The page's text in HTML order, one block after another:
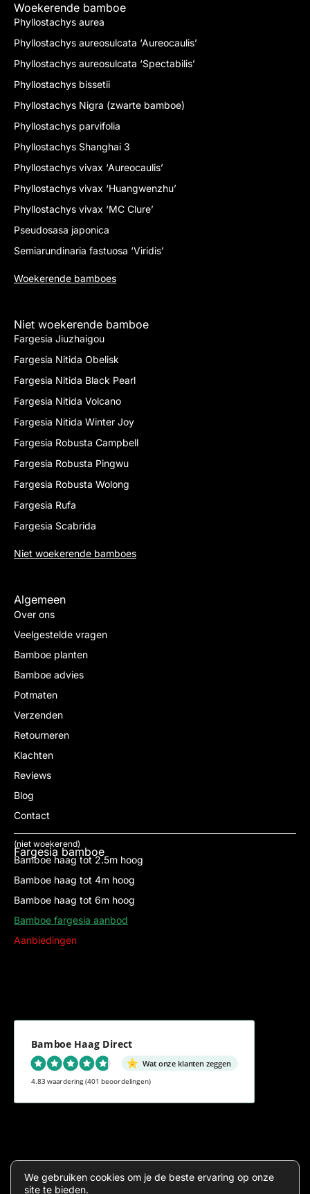
Woekerende bamboe
Phyllostachys aurea
Phyllostachys aureosulcata ‘Aureocaulis’
Phyllostachys aureosulcata ‘Spectabilis’
Phyllostachys bissetii
Phyllostachys Nigra (zwarte bamboe)
Phyllostachys parvifolia
Phyllostachys Shanghai 3
Phyllostachys vivax ‘Aureocaulis’
Phyllostachys vivax ‘Huangwenzhu’
Phyllostachys vivax ‘MC Clure’
Pseudosasa japonica
Semiarundinaria fastuosa ‘Viridis’
Woekerende bamboes
Niet woekerende bamboe
Fargesia Jiuzhaigou
Fargesia Nitida Obelisk
Fargesia Nitida Black Pearl
Fargesia Nitida Volcano
Fargesia Nitida Winter Joy
Fargesia Robusta Campbell
Fargesia Robusta Pingwu
Fargesia Robusta Wolong
Fargesia Rufa
Fargesia Scabrida
Niet woekerende bamboes
Algemeen
Over ons
Veelgestelde vragen
Bamboe planten
Bamboe advies
Potmaten
Verzenden
Retourneren
Klachten
Reviews
Blog
Contact
Fargesia bamboe
(niet woekerend)
Bamboe haag tot 2.5m hoog
Bamboe haag tot 4m hoog
Bamboe haag tot 6m hoog
Bamboe fargesia aanbod
Aanbiedingen
Bamboe Haag Direct
Wat onze klanten zeggen
4.83 waardering(401 beoordelingen)
Algemene voorwaardenPrivacy
We gebruiken cookies om je de beste ervaring op onze
site te bieden.